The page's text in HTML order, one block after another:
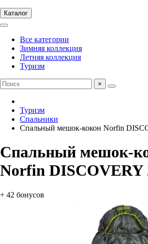
Каталог
Все категории
Зимняя коллекция
Летняя коллекция
Туризм
×
Туризм
Спальники
Спальный мешок-кокон Norfin
Спальный мешок-
Norfin DISCOVERY
+ 42 бонусов